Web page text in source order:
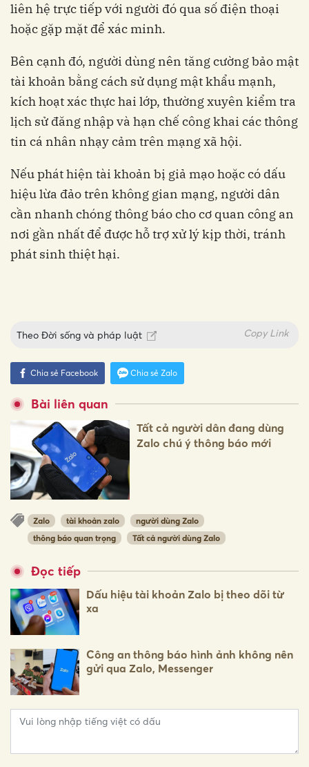
liên hệ trực tiếp với người đó qua số điện thoại
hoặc gặp mặt để xác minh.
Bên cạnh đó, người dùng nên tăng cường bảo mật
tài khoản bằng cách sử dụng mật khẩu mạnh,
kích hoạt xác thực hai lớp, thường xuyên kiểm tra
lịch sử đăng nhập và hạn chế công khai các thông
tin cá nhân nhạy cảm trên mạng xã hội.
Nếu phát hiện tài khoản bị giả mạo hoặc có dấu
hiệu lừa đảo trên không gian mạng, người dân
cần nhanh chóng thông báo cho cơ quan công an
nơi gần nhất để được hỗ trợ xử lý kịp thời, tránh
phát sinh thiệt hại.
Theo Đời sống và pháp luật Copy Link
Chia sẻ Facebook Chia sẻ Zalo
Bài liên quan
Tất cả người dân đang dùng
Zalo chú ý thông báo mới
Zalo tài khoản zalo
người dùng Zalo
thông báo quan trọng
Tất cả người dùng Zalo
Đọc tiếp
Dấu hiệu tài khoản Zalo bị theo dõi từ
xa
Công an thông báo hình ảnh không nên
gửi qua Zalo, Messenger